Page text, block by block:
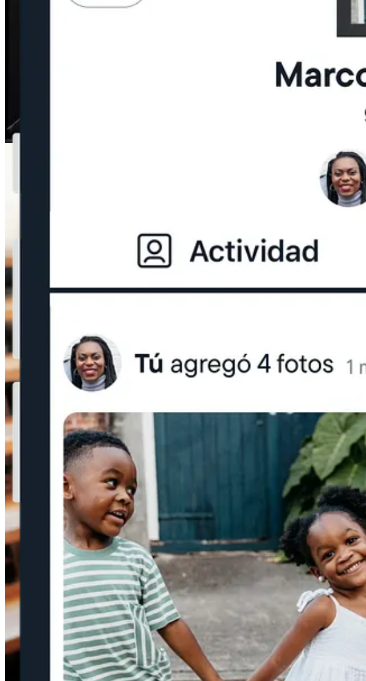
Imagínate estar de viaje y mandar una foto a tu familia, directo al marco de la sala. O
seguir enviando fotos, y el propietario puede agregar las suyas. Si tienes familia regada por
La app de Aura funciona bastante bien (aunque sí, a veces tarda en abrir), pero una vez dentro,
El